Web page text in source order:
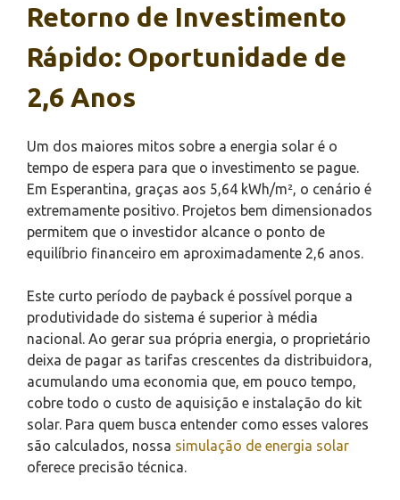
Retorno de Investimento
Rápido: Oportunidade de
2,6 Anos
Um dos maiores mitos sobre a energia solar é o
tempo de espera para que o investimento se pague.
Em Esperantina, graças aos 5,64 kWh/m², o cenário é
extremamente positivo. Projetos bem dimensionados
permitem que o investidor alcance o ponto de
equilíbrio financeiro em aproximadamente 2,6 anos.
Este curto período de payback é possível porque a
produtividade do sistema é superior à média
nacional. Ao gerar sua própria energia, o proprietário
deixa de pagar as tarifas crescentes da distribuidora,
acumulando uma economia que, em pouco tempo,
cobre todo o custo de aquisição e instalação do kit
solar. Para quem busca entender como esses valores
são calculados, nossa simulação de energia solar
oferece precisão técnica.